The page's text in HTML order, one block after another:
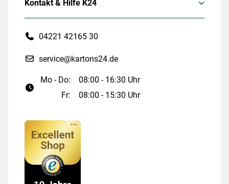
Kontakt & Hilfe K24
04221 42165 30
service@kartons24.de
Mo - Do:
08:00 - 16:30 Uhr
Fr:
08:00 - 15:30 Uhr